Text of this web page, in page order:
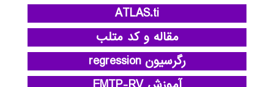
ATLAS.ti
مقاله و کد متلب
رگرسیون regression